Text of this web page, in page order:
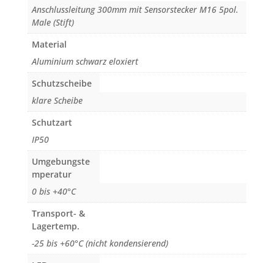
Anschlussleitung 300mm mit Sensorstecker M16 5pol.
Male (Stift)
Material
Aluminium schwarz eloxiert
Schutzscheibe
klare Scheibe
Schutzart
IP50
Umgebungste
mperatur
0 bis +40°C
Transport- &
Lagertemp.
-25 bis +60°C (nicht kondensierend)